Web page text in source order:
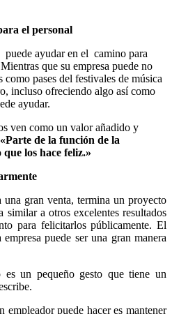
el personal
ayudar en el camino para
que su empresa puede no
como pases del festivales de música
incluso ofreciendo algo así como
ayudar.
ven como un valor añadido y
«Parte de la función de la
los hace feliz.»
una gran venta, termina un proyecto
similar a otros excelentes resultados
para felicitarlos públicamente. El
puede ser una gran manera
es un pequeño gesto que tiene un
empleador puede hacer es mantener